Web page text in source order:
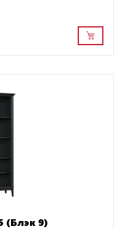
(Блэк 9)